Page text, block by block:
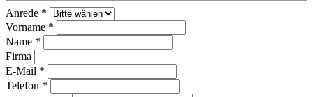
Anrede *
Vorname *
Name *
Firma
E-Mail *
Telefon *